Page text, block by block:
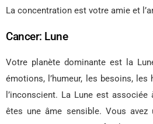
La concentration est votre amie et
Cancer: Lune
Votre planète dominante est la
émotions, l’humeur, les besoins,
l’inconscient. La Lune est associée
êtes une âme sensible. Vous